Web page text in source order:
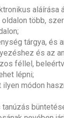
aláírása
több,
tárgya, és
és az
féllel,
lépni;
módon